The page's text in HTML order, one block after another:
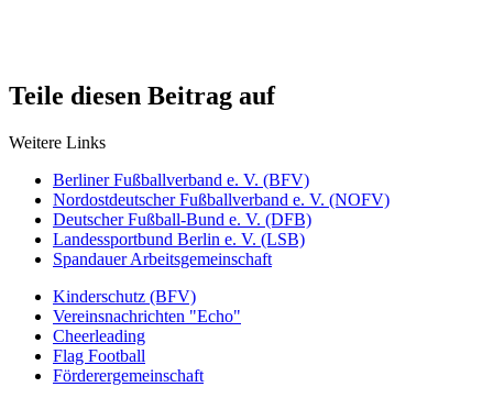
Teile diesen Beitrag auf
Weitere Links
Berliner Fußballverband e. V. (BFV)
Nordostdeutscher Fußballverband e. V. (NOFV)
Deutscher Fußball-Bund e. V. (DFB)
Landessportbund Berlin e. V. (LSB)
Spandauer Arbeitsgemeinschaft
Kinderschutz (BFV)
Vereinsnachrichten "Echo"
Cheerleading
Flag Football
Förderergemeinschaft